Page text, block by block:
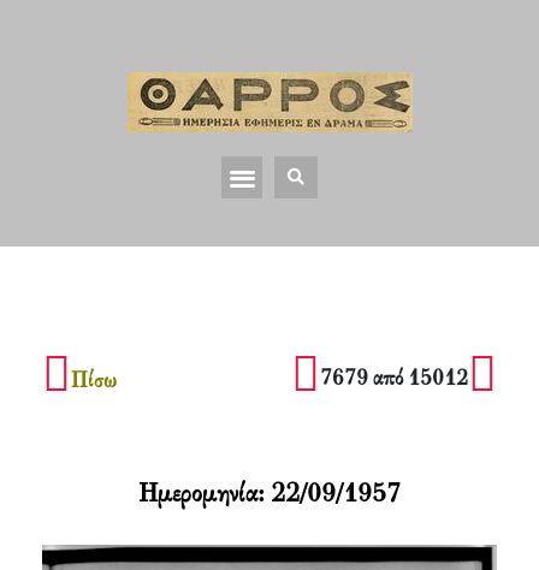
Πίσω 7679 από 15012
Ημερομηνία: 22/09/1957